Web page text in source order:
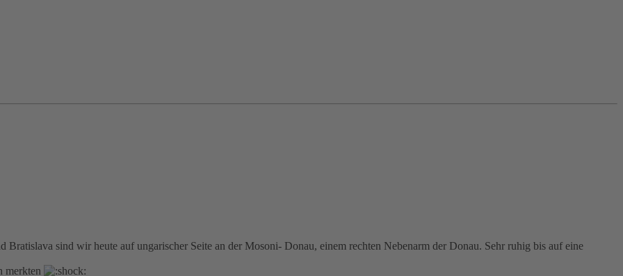
sind wir heute auf ungarischer Seite an der Mosoni- Donau, einem rechten Nebenarm der Donau. Sehr ruhig bis auf eine
merkten